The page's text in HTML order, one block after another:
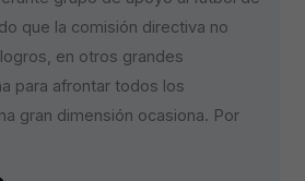
que la comisión directiva no
en otros grandes
para afrontar todos los
gran dimensión ocasiona. Por